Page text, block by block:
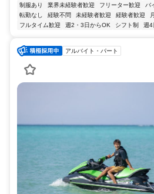
制服あり 業界未経験者歓迎 フリーター歓迎 バ
転勤なし
経験不問 未経験者歓迎 経験者歓迎
フルタイム歓迎
週2・3日からOK シフト制 週4
アルバイト・パート